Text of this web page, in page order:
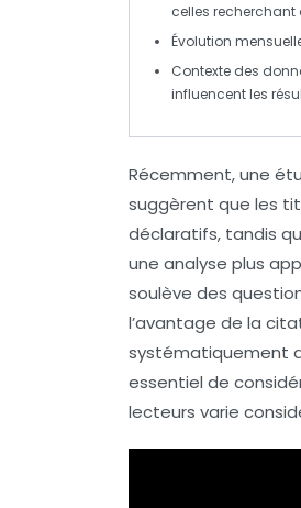
celles recherchant
Évolution
Contexte des
influencent les
Récemment, une
suggèrent que les
déclaratifs, tandis
une analyse plus
soulève des
l’avantage de la
systématiquement
essentiel de
lecteurs varie